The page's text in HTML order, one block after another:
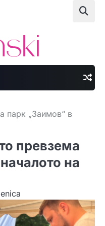
парк „Заимов“ в
превзема
на